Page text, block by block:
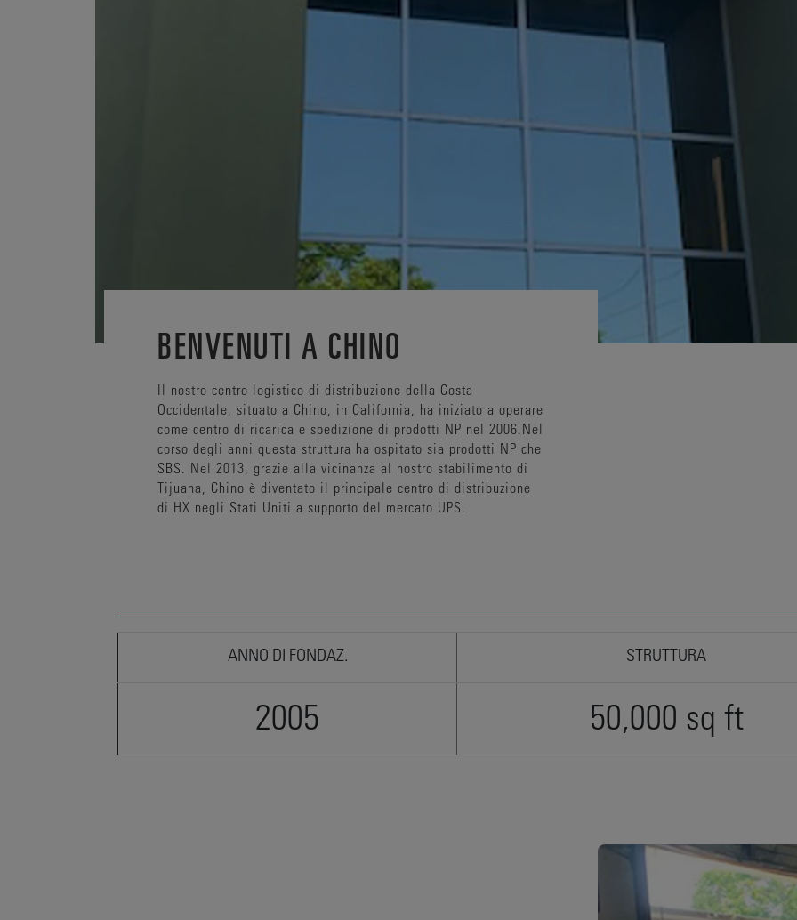
BENVENUTI A CHINO
Il nostro centro logistico di distribuzione della Costa
Occidentale, situato a Chino, in California, ha iniziato a operare
come centro di ricarica e spedizione di prodotti NP nel 2006.Nel
corso degli anni questa struttura ha ospitato sia prodotti NP che
SBS. Nel 2013, grazie alla vicinanza al nostro stabilimento di
Tijuana, Chino è diventato il principale centro di distribuzione
di HX negli Stati Uniti a supporto del mercato UPS.
ANNO DI FONDAZ. STRUTTURA
2005 50,000 sq ft